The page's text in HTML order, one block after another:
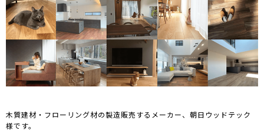
木質建材・フローリング材の製造販売するメーカー、朝日ウッドテック
様です。